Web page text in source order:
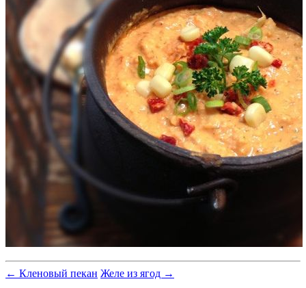
← Кленовый пекан Желе из ягод →